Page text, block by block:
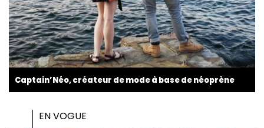
Captain’Néo, créateur de mode à base de néoprène
EN VOGUE